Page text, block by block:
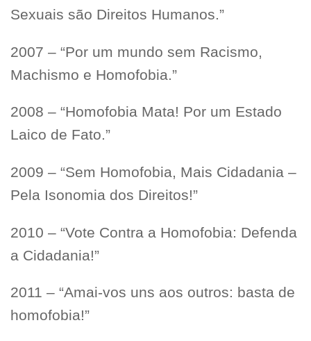
Sexuais são Direitos Humanos.”
2007 – “Por um mundo sem Racismo,
Machismo e Homofobia.”
2008 – “Homofobia Mata! Por um Estado
Laico de Fato.”
2009 – “Sem Homofobia, Mais Cidadania –
Pela Isonomia dos Direitos!”
2010 – “Vote Contra a Homofobia: Defenda
a Cidadania!”
2011 – “Amai-vos uns aos outros: basta de
homofobia!”